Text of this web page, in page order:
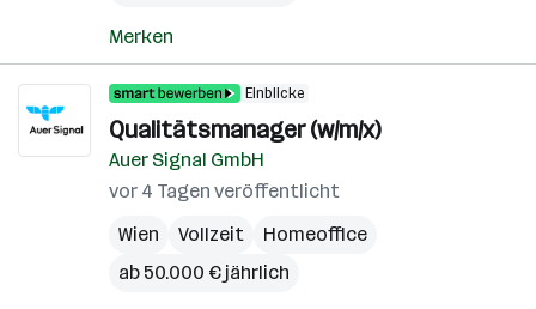
Merken
Einblicke
Qualitätsmanager (w/m/x)
Auer Signal GmbH
vor 4 Tagen veröffentlicht
Wien
Vollzeit
Homeoffice
ab 50.000 € jährlich